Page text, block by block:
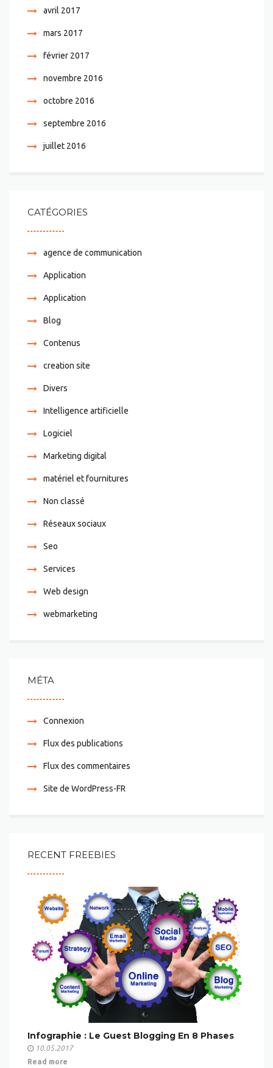
avril 2017
mars 2017
février 2017
novembre 2016
octobre 2016
septembre 2016
juillet 2016
CATÉGORIES
agence de communication
Application
Application
Blog
Contenus
creation site
Divers
Intelligence artificielle
Logiciel
Marketing digital
matériel et fournitures
Non classé
Réseaux sociaux
Seo
Services
Web design
webmarketing
MÉTA
Connexion
Flux des publications
Flux des commentaires
Site de WordPress-FR
RECENT FREEBIES
Infographie : Le Guest Blogging En 8 Phases
10.05.2017
Read more